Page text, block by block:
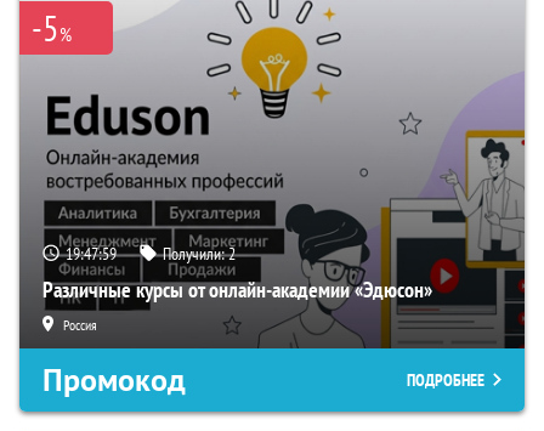
-5%
19:47:58 Получили:2
Различные курсы от онлайн-академии «Эдюсон»
Россия
Промокод ПОДРОБНЕЕ